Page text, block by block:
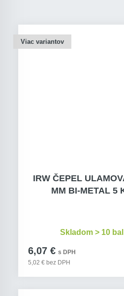
Viac variantov
IRW ČEPEL
MM BI-METAL 5
6,07 € s DPH
5,02 € bez DPH
Skladom > 10 bal